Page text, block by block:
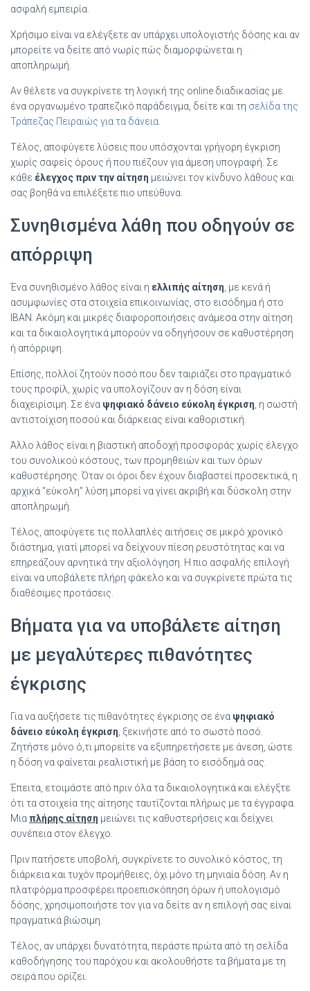
ασφαλή εμπειρία.
Χρήσιμο είναι να ελέγξετε αν υπάρχει υπολογιστής δόσης και αν
μπορείτε να δείτε από νωρίς πώς διαμορφώνεται η
αποπληρωμή.
Αν θέλετε να συγκρίνετε τη λογική της online διαδικασίας με
ένα οργανωμένο τραπεζικό παράδειγμα, δείτε και τη σελίδα της
Τράπεζας Πειραιώς για τα δάνεια
Τέλος, αποφύγετε λύσεις που υπόσχονται γρήγορη έγκριση
χωρίς σαφείς όρους ή που πιέζουν για άμεση υπογραφή. Σε
κάθε έλεγχος πριν την αίτηση μειώνει τον κίνδυνο λάθους και
σας βοηθά να επιλέξετε πιο υπεύθυνα.
Συνηθισμένα λάθη που οδηγούν σε
απόρριψη
Ένα συνηθισμένο λάθος είναι η ελλιπής αίτηση , με κενά ή
ασυμφωνίες στα στοιχεία επικοινωνίας, στο εισόδημα ή στο
IBAN. Ακόμη και μικρές διαφοροποιήσεις ανάμεσα στην αίτηση
και τα δικαιολογητικά μπορούν να οδηγήσουν σε καθυστέρηση
ή απόρριψη.
Επίσης, πολλοί ζητούν ποσό που δεν ταιριάζει στο πραγματικό
τους προφίλ, χωρίς να υπολογίζουν αν η δόση είναι
διαχειρίσιμη. Σε ένα ψηφιακό δάνειο εύκολη έγκριση , η σωστή
αντιστοίχιση ποσού και διάρκειας είναι καθοριστική.
Άλλο λάθος είναι η βιαστική αποδοχή προσφοράς χωρίς έλεγχο
του συνολικού κόστους, των προμηθειών και των όρων
καθυστέρησης. Όταν οι όροι δεν έχουν διαβαστεί προσεκτικά, η
αρχικά “εύκολη” λύση μπορεί να γίνει ακριβή και δύσκολη στην
αποπληρωμή.
Τέλος, αποφύγετε τις πολλαπλές αιτήσεις σε μικρό χρονικό
διάστημα, γιατί μπορεί να δείχνουν πίεση ρευστότητας και να
επηρεάζουν αρνητικά την αξιολόγηση. Η πιο ασφαλής επιλογή
είναι να υποβάλετε πλήρη φάκελο και να συγκρίνετε πρώτα τις
διαθέσιμες προτάσεις.
Βήματα για να υποβάλετε αίτηση
με μεγαλύτερες πιθανότητες
έγκρισης
Για να αυξήσετε τις πιθανότητες έγκρισης σε ένα ψηφιακό
δάνειο εύκολη έγκριση , ξεκινήστε από το σωστό ποσό.
Ζητήστε μόνο ό,τι μπορείτε να εξυπηρετήσετε με άνεση, ώστε
η δόση να φαίνεται ρεαλιστική με βάση το εισόδημά σας.
Έπειτα, ετοιμάστε από πριν όλα τα δικαιολογητικά και ελέγξτε
ότι τα στοιχεία της αίτησης ταυτίζονται πλήρως με τα έγγραφα.
Μια πλήρης αίτηση μειώνει τις καθυστερήσεις και δείχνει
συνέπεια στον έλεγχο.
Πριν πατήσετε υποβολή, συγκρίνετε το συνολικό κόστος, τη
διάρκεια και τυχόν προμήθειες, όχι μόνο τη μηνιαία δόση. Αν η
πλατφόρμα προσφέρει προεπισκόπηση όρων ή υπολογισμό
δόσης, χρησιμοποιήστε τον για να δείτε αν η επιλογή σας είναι
πραγματικά βιώσιμη.
Τέλος, αν υπάρχει δυνατότητα, περάστε πρώτα από τη σελίδα
καθοδήγησης του παρόχου και ακολουθήστε τα βήματα με τη
σειρά που ορίζει.